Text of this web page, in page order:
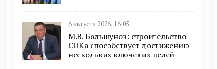
6 августа 2026, 16:05
М.В. Большунов: строительство
СОКа способствует достижению
нескольких ключевых целей